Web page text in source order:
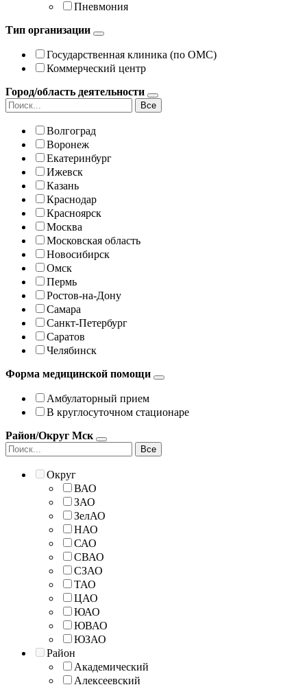
Пневмония
Тип организации
Государственная клиника (по ОМС)
Коммерческий центр
Город/область деятельности
Все
Волгоград
Воронеж
Екатеринбург
Ижевск
Казань
Краснодар
Красноярск
Москва
Московская область
Новосибирск
Омск
Пермь
Ростов-на-Дону
Самара
Санкт-Петербург
Саратов
Челябинск
Форма медицинской помощи
Амбулаторный прием
В круглосуточном стационаре
Район/Округ Мск
Все
Округ
ВАО
ЗАО
ЗелАО
НАО
САО
СВАО
СЗАО
ТАО
ЦАО
ЮАО
ЮВАО
ЮЗАО
Район
Академический
Алексеевский